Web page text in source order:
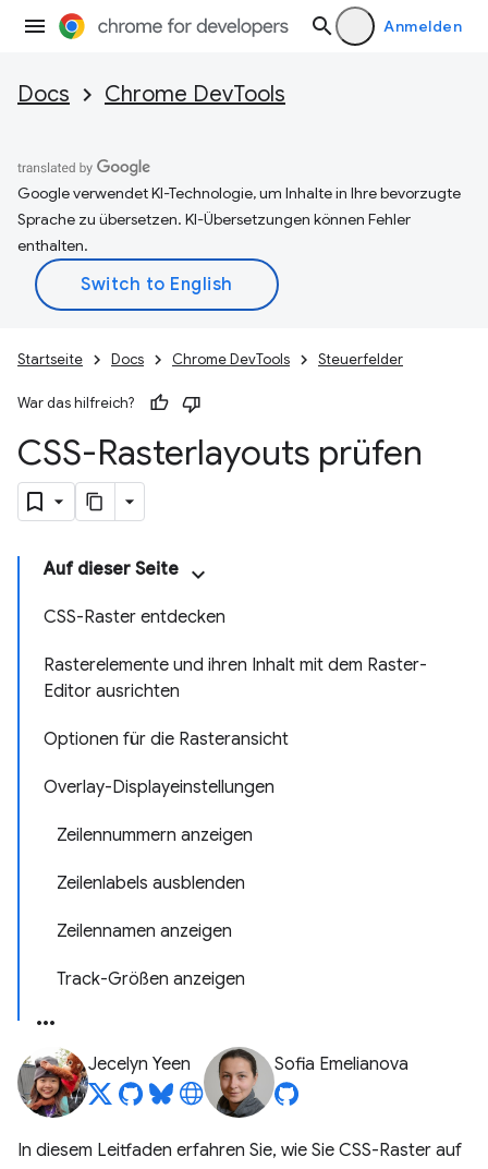
Anmelden
Docs Chrome DevTools
Google verwendet KI-Technologie, um Inhalte in Ihre bevorzugte
Sprache zu übersetzen. KI-Übersetzungen können Fehler
enthalten.
Startseite Docs Chrome DevTools Steuerfelder
War das hilfreich?
CSS-Rasterlayouts prüfen
Auf dieser Seite
CSS-Raster entdecken
Rasterelemente und ihren Inhalt mit dem Raster-
Editor ausrichten
Optionen für die Rasteransicht
Overlay-Displayeinstellungen
Zeilennummern anzeigen
Zeilenlabels ausblenden
Zeilennamen anzeigen
Track-Größen anzeigen
Jecelyn Yeen Sofia Emelianova
In diesem Leitfaden erfahren Sie, wie Sie CSS-Raster auf